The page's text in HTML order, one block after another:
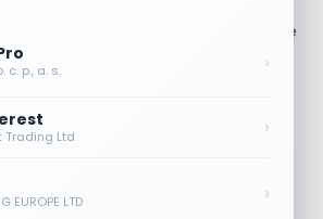
c. p., a. s. ›
Trading Ltd ›
EUROPE LTD ›
přesáhl 130 procent Akcie zdravotnické
(DOCS) v pátečním
vzrostly poté, co vedení
společností jsou silné. Proč to
2026